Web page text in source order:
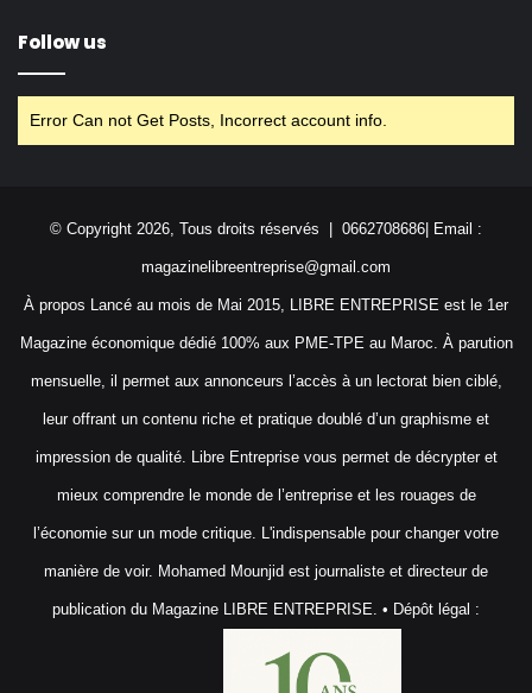
Follow us
Error Can not Get Posts, Incorrect account info.
© Copyright 2026, Tous droits réservés | 0662708686| Email :
magazinelibreentreprise@gmail.com
À propos Lancé au mois de Mai 2015, LIBRE ENTREPRISE est le 1er
Magazine économique dédié 100% aux PME-TPE au Maroc. À parution
mensuelle, il permet aux annonceurs l’accès à un lectorat bien ciblé,
leur offrant un contenu riche et pratique doublé d’un graphisme et
impression de qualité. Libre Entreprise vous permet de décrypter et
mieux comprendre le monde de l’entreprise et les rouages de
l’économie sur un mode critique. L'indispensable pour changer votre
manière de voir. Mohamed Mounjid est journaliste et directeur de
publication du Magazine LIBRE ENTREPRISE. • Dépôt légal :